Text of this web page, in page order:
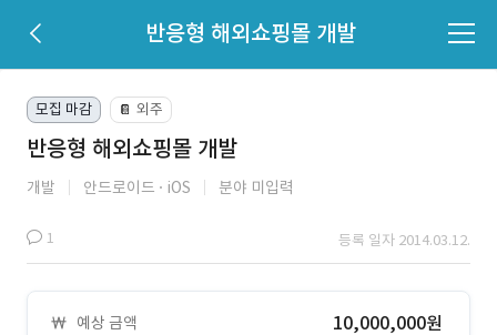
반응형 해외쇼핑몰 개발
모집 마감 📔 외주
반응형 해외쇼핑몰 개발
개발 안드로이드 iOS 분야 미입력
1 등록 일자 2014.03.12.
예상 금액 10,000,000원